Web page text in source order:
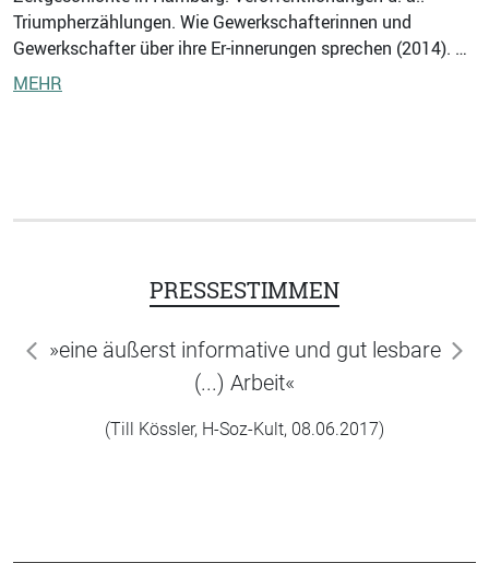
Triumpherzählungen. Wie Gewerkschafterinnen und
Gewerkschafter über ihre Er-innerungen sprechen (2014). …
MEHR
PRESSESTIMMEN
»eine äußerst informative und gut lesbare
(...) Arbeit«
(Till Kössler, H-Soz-Kult, 08.06.2017)
zurück